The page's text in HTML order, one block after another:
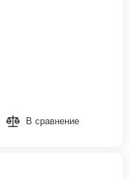
В сравнение